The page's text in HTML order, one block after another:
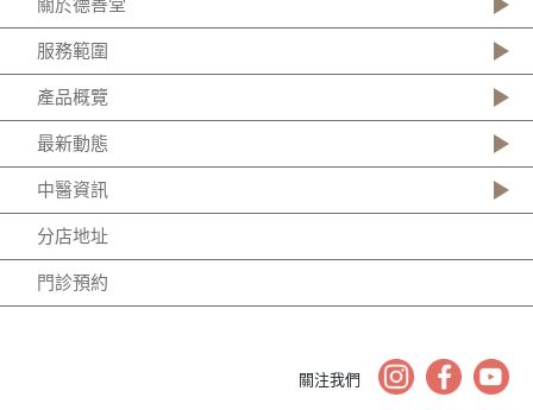
關於德善堂
服務範圍
產品概覽
最新動態
中醫資訊
分店地址
門診預約
關注我們